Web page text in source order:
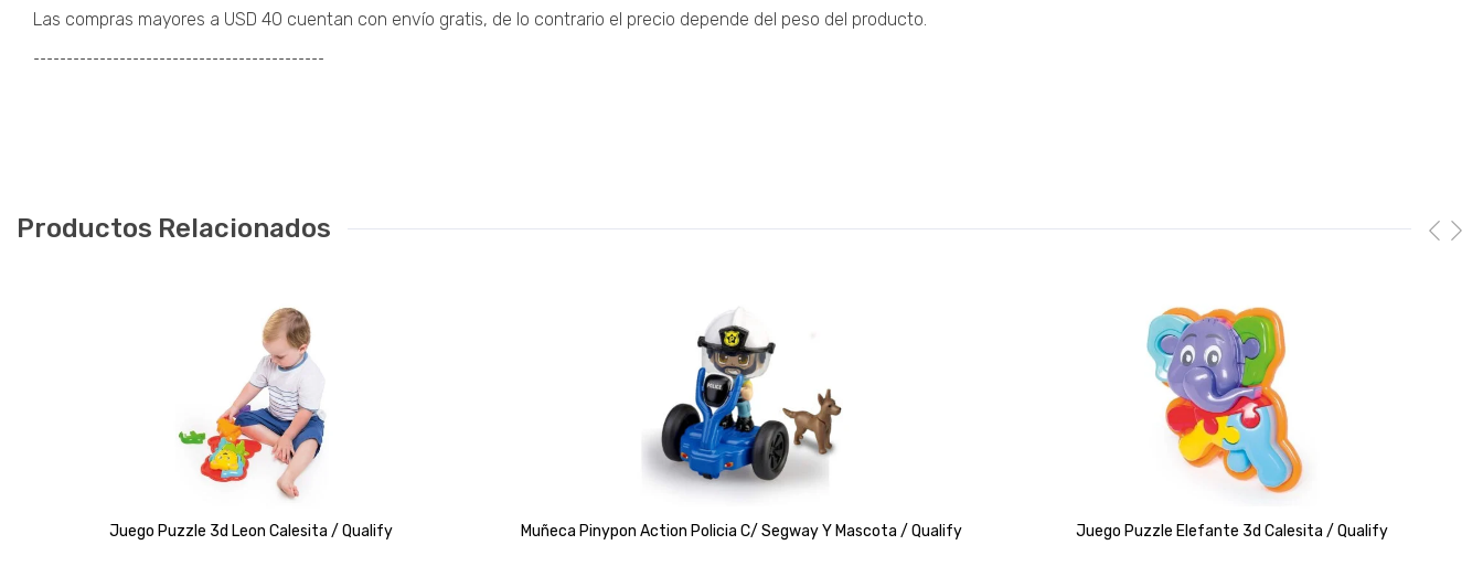
Las compras mayores a USD 40 cuentan con envío gratis, de lo contrario el precio depende del peso del producto.
¯¯¯¯¯¯¯¯¯¯¯¯¯¯¯¯¯¯¯¯¯¯¯¯¯¯¯¯¯¯¯¯¯¯¯¯¯¯¯¯¯¯¯¯
Productos Relacionados
Juego Puzzle 3d Leon Calesita / Qualify Muñeca Pinypon Action Policia C/ Segway Y Mascota / Qualify Juego Puzzle Elefante 3d Calesita / Qualify